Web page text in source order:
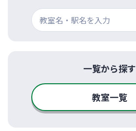
一覧から探す
教室一覧